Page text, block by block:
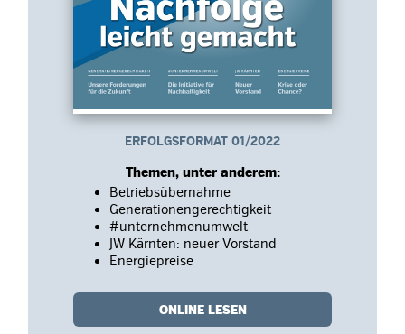
ERFOLGSFORMAT 01/2022
Themen, unter anderem:
Betriebsübernahme
Generationengerechtigkeit
#unternehmenumwelt
JW Kärnten: neuer Vorstand
Energiepreise
ONLINE LESEN